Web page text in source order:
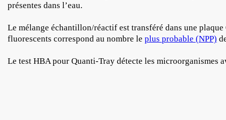
présentes dans l’eau.
Le mélange échantillon/réactif est transféré dans une
fluorescents correspond au nombre le plus probable (NPP)
Le test HBA pour Quanti-Tray détecte les microorganismes